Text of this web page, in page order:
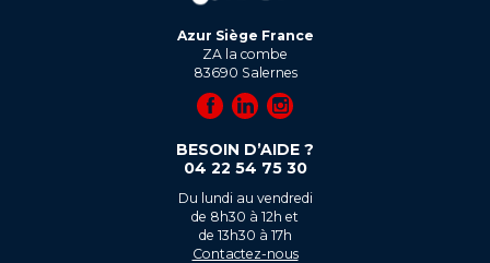
Azur Siège France
ZA la combe
83690 Salernes
BESOIN D’AIDE ?
04 22 54 75 30
Du lundi au vendredi
de 8h30 à 12h et
de 13h30 à 17h
Contactez-nous